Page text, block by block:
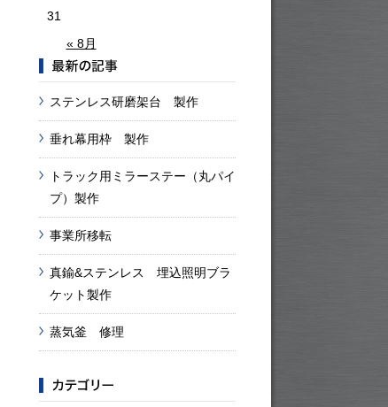
« 8月
31
ステンレス研磨架台 製作
垂れ幕用枠 製作
トラック用ミラーステー（丸パイ
プ）製作
事業所移転
真鍮&ステンレス 埋込照明ブラ
ケット製作
蒸気釜 修理